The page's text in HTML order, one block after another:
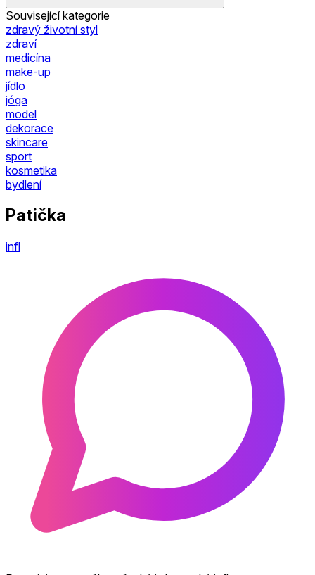
Související kategorie
zdravý životní styl
zdraví
medicína
make-up
jídlo
jóga
model
dekorace
skincare
sport
kosmetika
bydlení
Patička
infl